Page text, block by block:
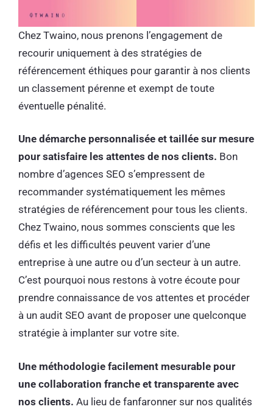
Chez Twaino, nous prenons l’engagement de
recourir uniquement à des stratégies de
référencement éthiques pour garantir à nos clients
un classement pérenne et exempt de toute
éventuelle pénalité.
Une démarche personnalisée et taillée sur mesure
pour satisfaire les attentes de nos clients. Bon
nombre d’agences SEO s’empressent de
recommander systématiquement les mêmes
stratégies de référencement pour tous les clients.
Chez Twaino, nous sommes conscients que les
défis et les difficultés peuvent varier d’une
entreprise à une autre ou d’un secteur à un autre.
C’est pourquoi nous restons à votre écoute pour
prendre connaissance de vos attentes et procéder
à un audit SEO avant de proposer une quelconque
stratégie à implanter sur votre site.
Une méthodologie facilement mesurable pour
une collaboration franche et transparente avec
nos clients. Au lieu de fanfaronner sur nos qualités